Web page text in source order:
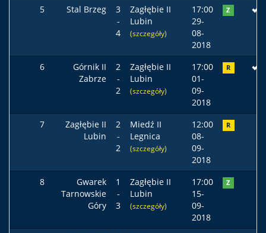
5 Stal Brzeg
3
-
4
Zagłębie II
Lubin
(szczegóły)
17:00
29-
08-
2018
Z
6
Górnik II
Zabrze
2
-
2
Zagłębie II
Lubin
(szczegóły)
17:00
01-
09-
2018
R
7
Zagłębie II
Lubin
2
-
2
Miedź II
Legnica
(szczegóły)
12:00
08-
09-
2018
R
8
Gwarek
Tarnowskie
Góry
1
-
3
Zagłębie II
Lubin
(szczegóły)
17:00
15-
09-
2018
Z